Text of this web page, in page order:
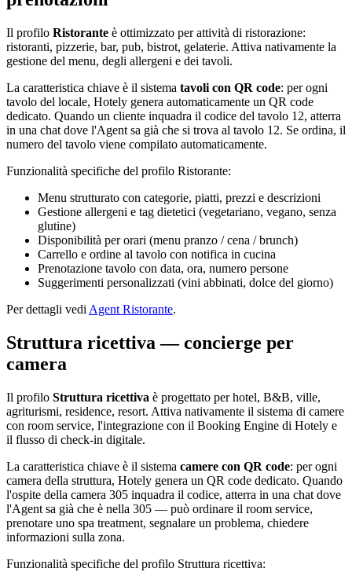
Il profilo Ristorante è ottimizzato per attività di ristorazione:
ristoranti, pizzerie, bar, pub, bistrot, gelaterie. Attiva nativamente la
gestione del menu, degli allergeni e dei tavoli.
La caratteristica chiave è il sistema tavoli con QR code: per ogni
tavolo del locale, Hotely genera automaticamente un QR code
dedicato. Quando un cliente inquadra il codice del tavolo 12, atterra
in una chat dove l'Agent sa già che si trova al tavolo 12. Se ordina, il
numero del tavolo viene compilato automaticamente.
Funzionalità specifiche del profilo Ristorante:
Menu strutturato con categorie, piatti, prezzi e descrizioni
Gestione allergeni e tag dietetici (vegetariano, vegano, senza
glutine)
Disponibilità per orari (menu pranzo / cena / brunch)
Carrello e ordine al tavolo con notifica in cucina
Prenotazione tavolo con data, ora, numero persone
Suggerimenti personalizzati (vini abbinati, dolce del giorno)
Per dettagli vedi Agent Ristorante.
Struttura ricettiva — concierge per
camera
Il profilo Struttura ricettiva è progettato per hotel, B&B, ville,
agriturismi, residence, resort. Attiva nativamente il sistema di camere
con room service, l'integrazione con il Booking Engine di Hotely e
il flusso di check-in digitale.
La caratteristica chiave è il sistema camere con QR code: per ogni
camera della struttura, Hotely genera un QR code dedicato. Quando
l'ospite della camera 305 inquadra il codice, atterra in una chat dove
l'Agent sa già che è nella 305 — può ordinare il room service,
prenotare uno spa treatment, segnalare un problema, chiedere
informazioni sulla zona.
Funzionalità specifiche del profilo Struttura ricettiva: